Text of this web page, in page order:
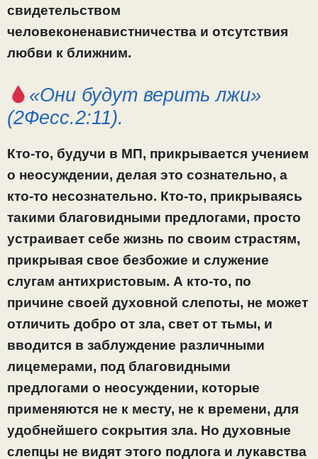
свидетельством
человеконенавистничества и отсутствия
любви к ближним.
«Они будут верить лжи»
(2Фесс.2:11).
Кто-то, будучи в МП, прикрывается учением
о неосуждении, делая это сознательно, а
кто-то несознательно. Кто-то, прикрываясь
такими благовидными предлогами, просто
устраивает себе жизнь по своим страстям,
прикрывая свое безбожие и служение
слугам антихристовым. А кто-то, по
причине своей духовной слепоты, не может
отличить добро от зла, свет от тьмы, и
вводится в заблуждение различными
лицемерами, под благовидными
предлогами о неосуждении, которые
применяются не к месту, не к времени, для
удобнейшего сокрытия зла. Но духовные
слепцы не видят этого подлога и лукавства